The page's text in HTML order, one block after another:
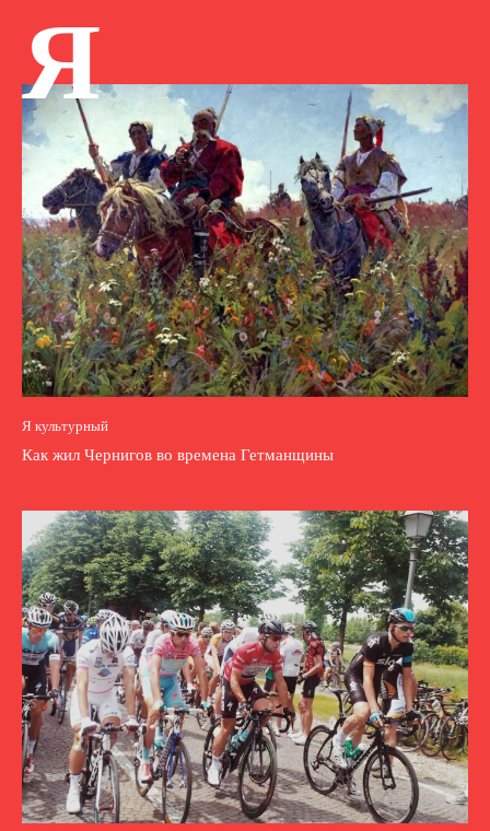
Я
Я культурный
Как жил Чернигов во времена Гетманщины